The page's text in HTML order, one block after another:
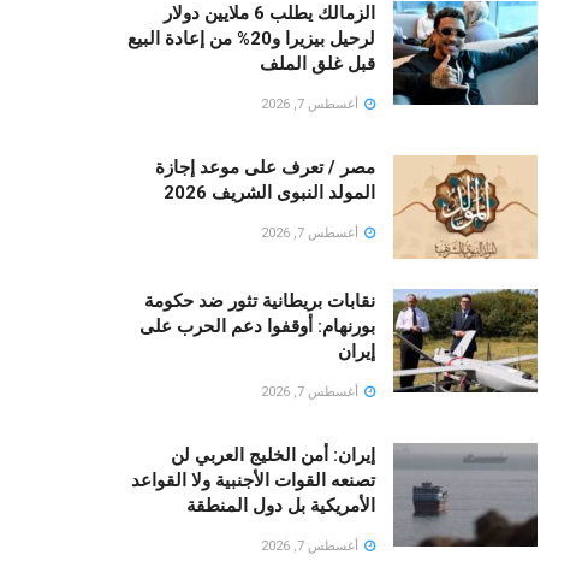
الزمالك يطلب 6 ملايين دولار
لرحيل بيزيرا و20% من إعادة البيع
قبل غلق الملف
أغسطس 7, 2026
مصر / تعرف على موعد إجازة
المولد النبوى الشريف 2026
أغسطس 7, 2026
نقابات بريطانية تثور ضد حكومة
بورنهام: أوقفوا دعم الحرب على
إيران
أغسطس 7, 2026
إيران: أمن الخليج العربي لن
تصنعه القوات الأجنبية ولا القواعد
الأمريكية بل دول المنطقة
أغسطس 7, 2026